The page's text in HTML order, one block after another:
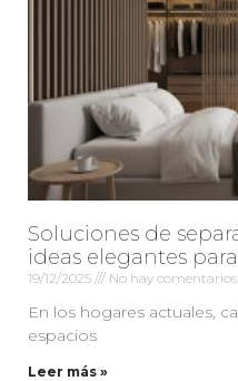
Soluciones de
ideas elegantes
19/12/2025 No hay comentarios
En los hogares actuales,
espacios
Leer más »